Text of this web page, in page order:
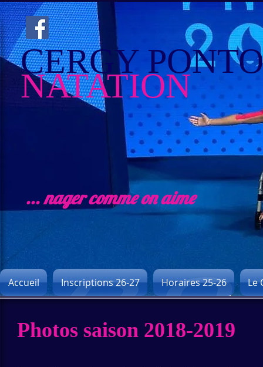
CERGY
NATATION
... nager comme on aime
Accueil Inscriptions 26-27 Horaires 25-26 Le
Photos saison 2018-2019